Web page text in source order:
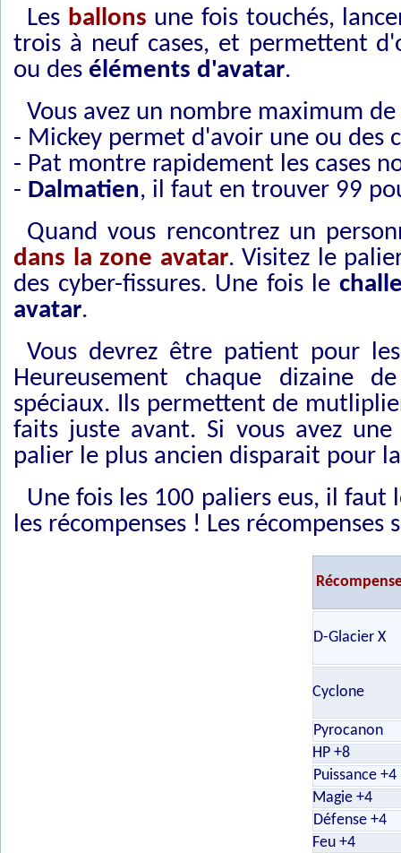
Les ballons une fois touchés,
trois à neuf cases, et permettent
ou des éléments d'avatar.
Vous avez un nombre maximum
- Mickey permet d'avoir une ou des
- Pat montre rapidement les cases
- Dalmatien, il faut en trouver 99
Quand vous rencontrez un
dans la zone avatar. Visitez le
des cyber-fissures. Une fois le
avatar.
Vous devrez être patient pour
Heureusement chaque dizaine
spéciaux. Ils permettent de
faits juste avant. Si vous avez
palier le plus ancien disparait pour
Une fois les 100 paliers eus, il
les récompenses ! Les
D-Glacier X
Cyclone
Pyrocanon
HP +8
Puissance +4
Magie +4
Défense +4
Feu +4